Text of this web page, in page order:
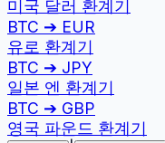
미국 달러 환계기
BTC ➔ EUR
유로 환계기
BTC ➔ JPY
일본 엔 환계기
BTC ➔ GBP
영국 파운드 환계기